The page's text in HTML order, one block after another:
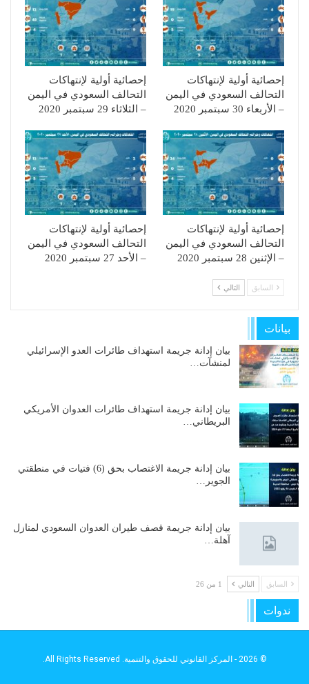
إحصائية أولية لإنتهاكات
التحالف السعودي في اليمن
– الأربعاء 30 سبتمبر 2020
إحصائية أولية لإنتهاكات
التحالف السعودي في اليمن
– الثلاثاء 29 سبتمبر 2020
إحصائية أولية لإنتهاكات
التحالف السعودي في اليمن
– الإثنين 28 سبتمبر 2020
إحصائية أولية لإنتهاكات
التحالف السعودي في اليمن
– الأحد 27 سبتمبر 2020
السابق التالي
بيانات
بيان إدانة جريمة استهداف طائرات العدو الإسرائيلي
لمنشآت…
بيان إدانة جريمة استهداف طائرات العدوان الأمريكي
البريطاني…
بيان إدانة جريمة الاغتصاب بحق (6) فتيات في منطقتي
الجوير…
بيان إدانة جريمة قصف طيران العدوان السعودي لمنازل
آهلة…
السابق التالي 1 من 26
ندوات
© 2026 - المركز القانوني للحقوق والتنمية. All Rights Reserved.